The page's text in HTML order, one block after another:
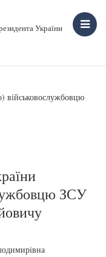
України
військовослужбовцю
ЗСУ